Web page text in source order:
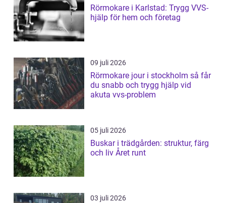
Rörmokare i Karlstad: Trygg VVS-
hjälp för hem och företag
09 juli 2026
Rörmokare jour i stockholm så får
du snabb och trygg hjälp vid
akuta vvs-problem
05 juli 2026
Buskar i trädgården: struktur, färg
och liv Året runt
03 juli 2026